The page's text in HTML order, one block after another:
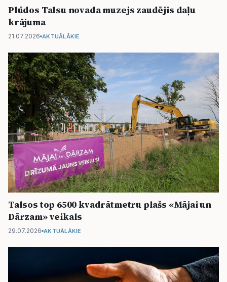
Plūdos Talsu novada muzejs zaudējis daļu
krājuma
21.07.2026 AKTUĀLĀKIE
Talsos top 6500 kvadrātmetru plašs «Mājai un
Dārzam» veikals
29.07.2026 AKTUĀLĀKIE